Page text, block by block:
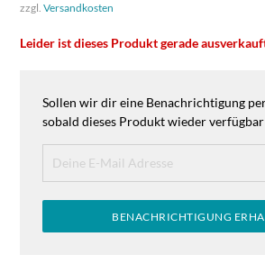
zzgl.Versandkosten
Leider ist dieses Produkt gerade
Sollen wir dir eine Benachrichtigung
sobald dieses Produkt wieder
BENACHRICHTIGUNG